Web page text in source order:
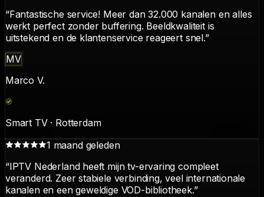
“Fantastische service! Meer dan 32.000 kanalen en alles
werkt perfect zonder buffering. Beeldkwaliteit is
uitstekend en de klantenservice reageert snel.”
MV
Marco V.
Smart TV · Rotterdam
1 maand geleden
“IPTV Nederland heeft mijn tv-ervaring compleet
veranderd. Zeer stabiele verbinding, veel internationale
kanalen en een geweldige VOD-bibliotheek.”